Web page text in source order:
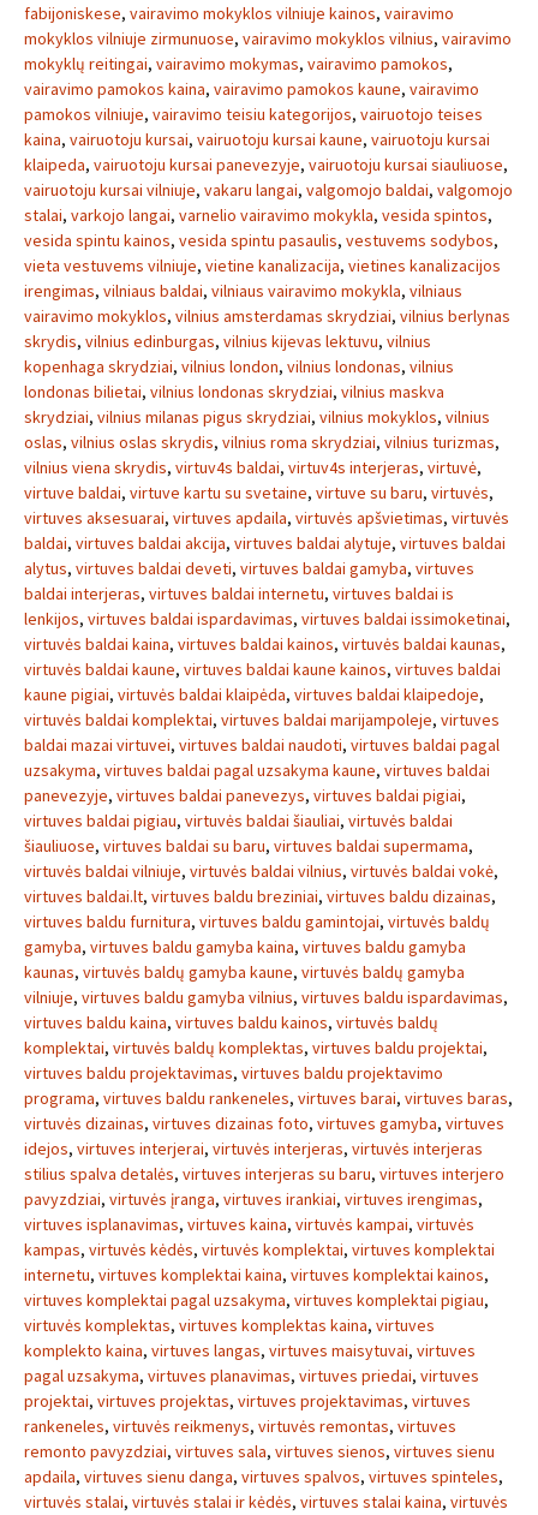
fabijoniskese, vairavimo mokyklos vilniuje kainos, vairavimo
mokyklos vilniuje zirmunuose, vairavimo mokyklos vilnius, vairavimo
mokyklų reitingai, vairavimo mokymas, vairavimo pamokos,
vairavimo pamokos kaina, vairavimo pamokos kaune, vairavimo
pamokos vilniuje, vairavimo teisiu kategorijos, vairuotojo teises
kaina, vairuotoju kursai, vairuotoju kursai kaune, vairuotoju kursai
klaipeda, vairuotoju kursai panevezyje, vairuotoju kursai siauliuose,
vairuotoju kursai vilniuje, vakaru langai, valgomojo baldai, valgomojo
stalai, varkojo langai, varnelio vairavimo mokykla, vesida spintos,
vesida spintu kainos, vesida spintu pasaulis, vestuvems sodybos,
vieta vestuvems vilniuje, vietine kanalizacija, vietines kanalizacijos
irengimas, vilniaus baldai, vilniaus vairavimo mokykla, vilniaus
vairavimo mokyklos, vilnius amsterdamas skrydziai, vilnius berlynas
skrydis, vilnius edinburgas, vilnius kijevas lektuvu, vilnius
kopenhaga skrydziai, vilnius london, vilnius londonas, vilnius
londonas bilietai, vilnius londonas skrydziai, vilnius maskva
skrydziai, vilnius milanas pigus skrydziai, vilnius mokyklos, vilnius
oslas, vilnius oslas skrydis, vilnius roma skrydziai, vilnius turizmas,
vilnius viena skrydis, virtuv4s baldai, virtuv4s interjeras, virtuvė,
virtuve baldai, virtuve kartu su svetaine, virtuve su baru, virtuvės,
virtuves aksesuarai, virtuves apdaila, virtuvės apšvietimas, virtuvės
baldai, virtuves baldai akcija, virtuves baldai alytuje, virtuves baldai
alytus, virtuves baldai deveti, virtuves baldai gamyba, virtuves
baldai interjeras, virtuves baldai internetu, virtuves baldai is
lenkijos, virtuves baldai ispardavimas, virtuves baldai issimoketinai,
virtuvės baldai kaina, virtuves baldai kainos, virtuvės baldai kaunas,
virtuvės baldai kaune, virtuves baldai kaune kainos, virtuves baldai
kaune pigiai, virtuvės baldai klaipėda, virtuves baldai klaipedoje,
virtuvės baldai komplektai, virtuves baldai marijampoleje, virtuves
baldai mazai virtuvei, virtuves baldai naudoti, virtuves baldai pagal
uzsakyma, virtuves baldai pagal uzsakyma kaune, virtuves baldai
panevezyje, virtuves baldai panevezys, virtuves baldai pigiai,
virtuves baldai pigiau, virtuvės baldai šiauliai, virtuvės baldai
šiauliuose, virtuves baldai su baru, virtuves baldai supermama,
virtuvės baldai vilniuje, virtuvės baldai vilnius, virtuvės baldai vokė,
virtuves baldai.lt, virtuves baldu breziniai, virtuves baldu dizainas,
virtuves baldu furnitura, virtuves baldu gamintojai, virtuvės baldų
gamyba, virtuves baldu gamyba kaina, virtuves baldu gamyba
kaunas, virtuvės baldų gamyba kaune, virtuvės baldų gamyba
vilniuje, virtuves baldu gamyba vilnius, virtuves baldu ispardavimas,
virtuves baldu kaina, virtuves baldu kainos, virtuvės baldų
komplektai, virtuvės baldų komplektas, virtuves baldu projektai,
virtuves baldu projektavimas, virtuves baldu projektavimo
programa, virtuves baldu rankeneles, virtuves barai, virtuves baras,
virtuvės dizainas, virtuves dizainas foto, virtuves gamyba, virtuves
idejos, virtuves interjerai, virtuvės interjeras, virtuvės interjeras
stilius spalva detalės, virtuves interjeras su baru, virtuves interjero
pavyzdziai, virtuvės įranga, virtuves irankiai, virtuves irengimas,
virtuves isplanavimas, virtuves kaina, virtuvės kampai, virtuvės
kampas, virtuvės kėdės, virtuvės komplektai, virtuves komplektai
internetu, virtuves komplektai kaina, virtuves komplektai kainos,
virtuves komplektai pagal uzsakyma, virtuves komplektai pigiau,
virtuvės komplektas, virtuves komplektas kaina, virtuves
komplekto kaina, virtuves langas, virtuves maisytuvai, virtuves
pagal uzsakyma, virtuves planavimas, virtuves priedai, virtuves
projektai, virtuves projektas, virtuves projektavimas, virtuves
rankeneles, virtuvės reikmenys, virtuvės remontas, virtuves
remonto pavyzdziai, virtuves sala, virtuves sienos, virtuves sienu
apdaila, virtuves sienu danga, virtuves spalvos, virtuves spinteles,
virtuvės stalai, virtuvės stalai ir kėdės, virtuves stalai kaina, virtuvės